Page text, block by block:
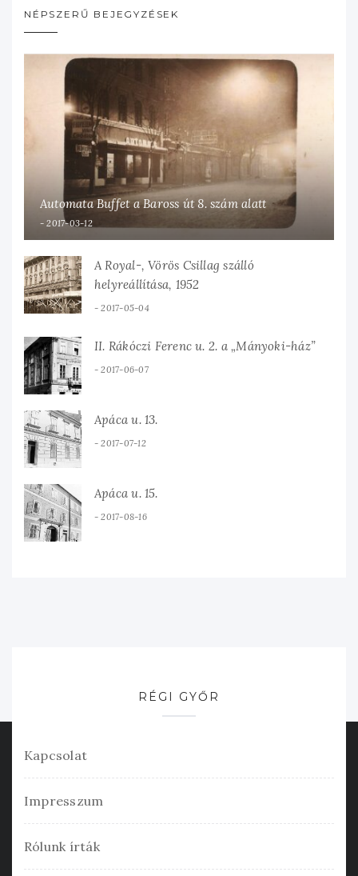
NÉPSZERŰ BEJEGYZÉSEK
Automata Buffet a Baross út 8. szám alatt
2017-03-12
A Royal-, Vörös Csillag szálló
helyreállítása, 1952
2017-05-04
II. Rákóczi Ferenc u. 2. a „Mányoki-ház”
2017-06-07
Apáca u. 13.
2017-07-12
Apáca u. 15.
2017-08-16
RÉGI GYŐR
Kapcsolat
Impresszum
Rólunk írták